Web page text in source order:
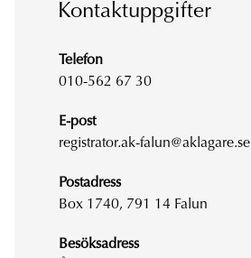
Kontaktuppgifter
Telefon
010-562 67 30
E-post
registrator.ak-falun@aklagare.se
Postadress
Box 1740, 791 14 Falun
Besöksadress